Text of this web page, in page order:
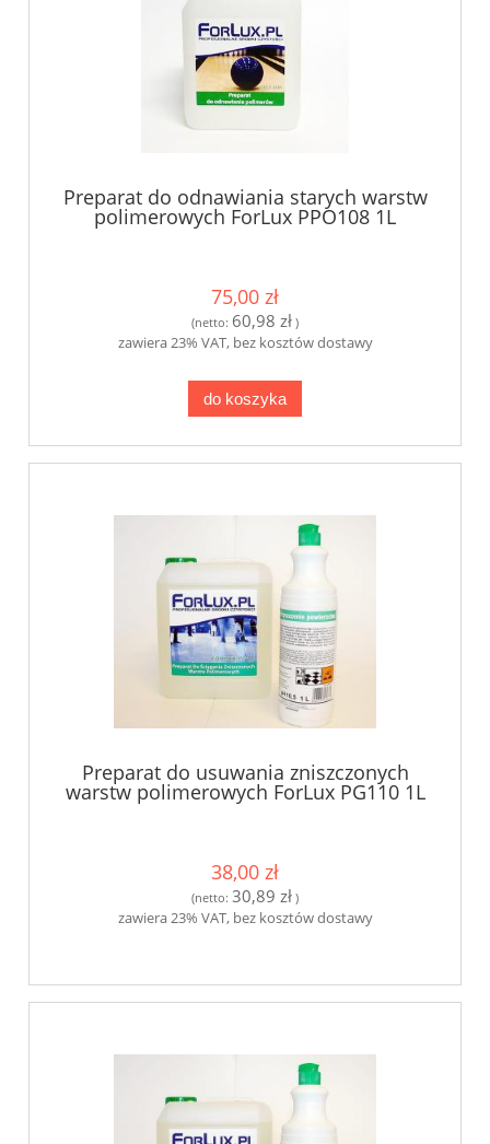
Preparat do odnawiania starych warstw
polimerowych ForLux PPO108 1L
75,00 zł
(netto: 60,98 zł )
zawiera 23% VAT, bez kosztów dostawy
do koszyka
Preparat do usuwania zniszczonych
warstw polimerowych ForLux PG110 1L
38,00 zł
(netto: 30,89 zł )
zawiera 23% VAT, bez kosztów dostawy